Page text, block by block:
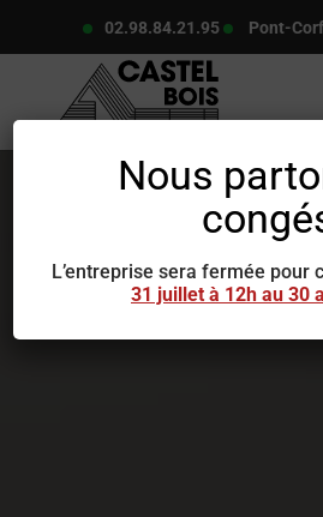
02.98.84.21.95 Pont-
Nous
L’entreprise sera fermée pour
31 juillet à 12h au 30